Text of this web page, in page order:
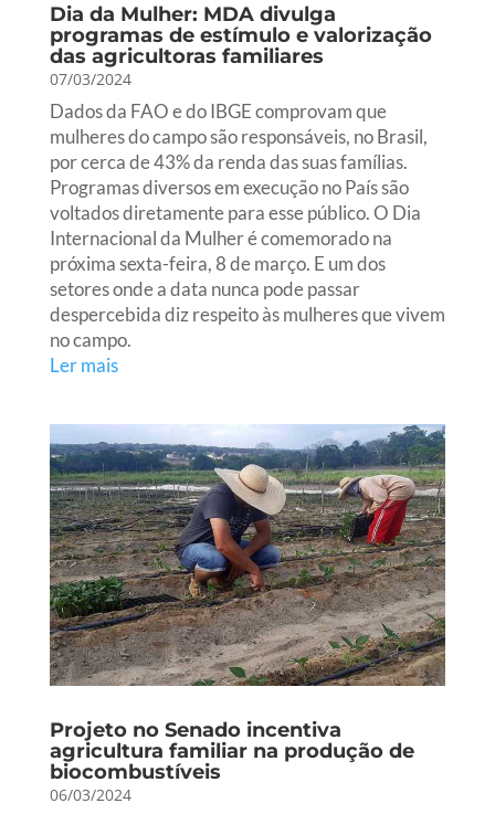
Dia da Mulher: MDA divulga
programas de estímulo e valorização
das agricultoras familiares
07/03/2024
Dados da FAO e do IBGE comprovam que
mulheres do campo são responsáveis, no Brasil,
por cerca de 43% da renda das suas famílias.
Programas diversos em execução no País são
voltados diretamente para esse público. O Dia
Internacional da Mulher é comemorado na
próxima sexta-feira, 8 de março. E um dos
setores onde a data nunca pode passar
despercebida diz respeito às mulheres que vivem
no campo.
Ler mais
Projeto no Senado incentiva
agricultura familiar na produção de
biocombustíveis
06/03/2024